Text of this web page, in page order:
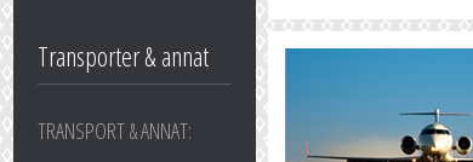
Transporter & annat
TRANSPORT & ANNAT: